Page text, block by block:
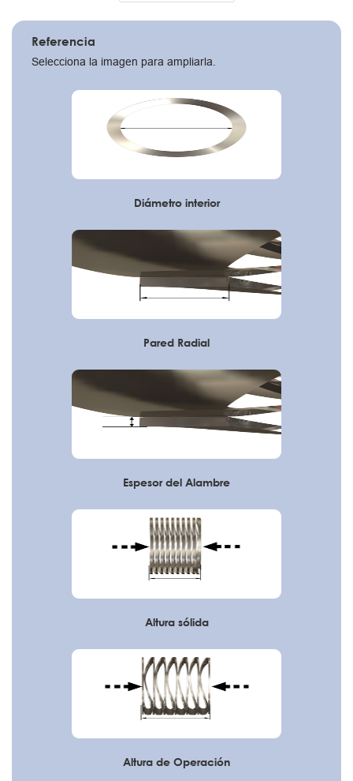
Referencia
Selecciona la imagen para ampliarla.
Diámetro interior
Pared Radial
Espesor del Alambre
Altura sólida
Altura de Operación